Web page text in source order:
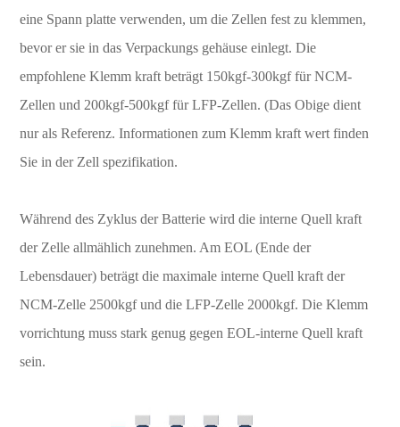
eine Spann platte verwenden, um die Zellen fest zu klemmen,
bevor er sie in das Verpackungs gehäuse einlegt. Die
empfohlene Klemm kraft beträgt 150kgf-300kgf für NCM-
Zellen und 200kgf-500kgf für LFP-Zellen. (Das Obige dient
nur als Referenz. Informationen zum Klemm kraft wert finden
Sie in der Zell spezifikation.
Während des Zyklus der Batterie wird die interne Quell kraft
der Zelle allmählich zunehmen. Am EOL (Ende der
Lebensdauer) beträgt die maximale interne Quell kraft der
NCM-Zelle 2500kgf und die LFP-Zelle 2000kgf. Die Klemm
vorrichtung muss stark genug gegen EOL-interne Quell kraft
sein.